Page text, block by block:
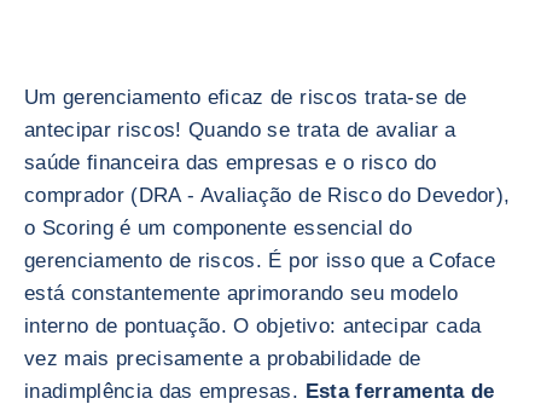
Um gerenciamento eficaz de riscos trata-se de
antecipar riscos! Quando se trata de avaliar a
saúde financeira das empresas e o risco do
comprador (DRA - Avaliação de Risco do Devedor),
o Scoring é um componente essencial do
gerenciamento de riscos. É por isso que a Coface
está constantemente aprimorando seu modelo
interno de pontuação. O objetivo: antecipar cada
vez mais precisamente a probabilidade de
inadimplência das empresas. Esta ferramenta de